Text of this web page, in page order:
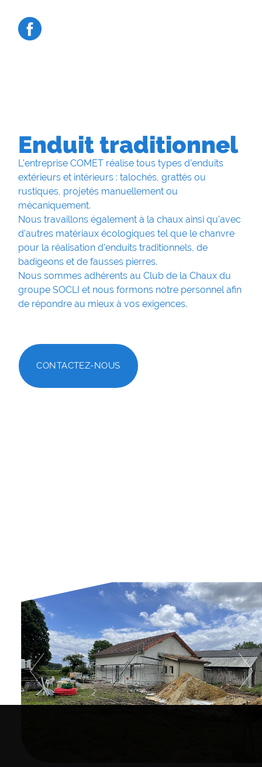
Enduit traditionnel
L’entreprise COMET réalise tous types d’enduits
extérieurs et intérieurs : talochés, grattés ou
rustiques, projetés manuellement ou
mécaniquement.
Nous travaillons également à la chaux ainsi qu’avec
d’autres matériaux écologiques tel que le chanvre
pour la réalisation d’enduits traditionnels, de
badigeons et de fausses pierres.
Nous sommes adhérents au Club de la Chaux du
groupe SOCLI et nous formons notre personnel afin
de répondre au mieux à vos exigences.
CONTACTEZ-NOUS